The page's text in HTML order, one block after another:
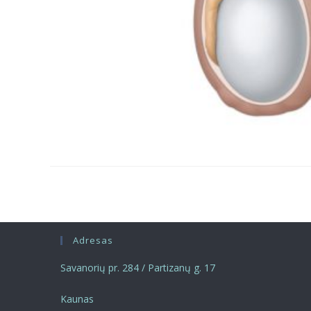
Adresas
Savanorių pr. 284 / Partizanų g. 17
Kaunas